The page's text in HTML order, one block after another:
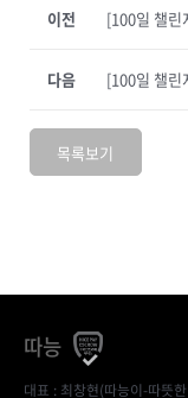
이전 [100일 챌
[100일 챌
다음
목록보기
따능
대표 : 최창현(따능이-따뜻